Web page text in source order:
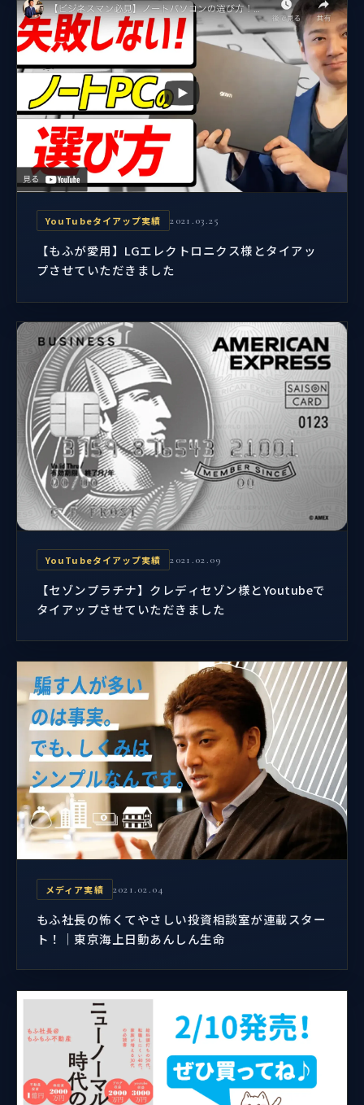
YouTubeタイアップ実績 2021.03.25
【もふが愛用】LGエレクトロニクス様とタイアッ
プさせていただきました
YouTubeタイアップ実績 2021.02.09
【セゾンプラチナ】クレディセゾン様とYoutubeで
タイアップさせていただきました
メディア実績 2021.02.04
もふ社長の怖くてやさしい投資相談室が連載スター
ト！｜東京海上日動あんしん生命